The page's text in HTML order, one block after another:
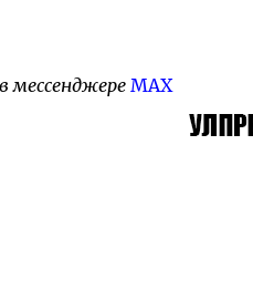
мессенджере MAX